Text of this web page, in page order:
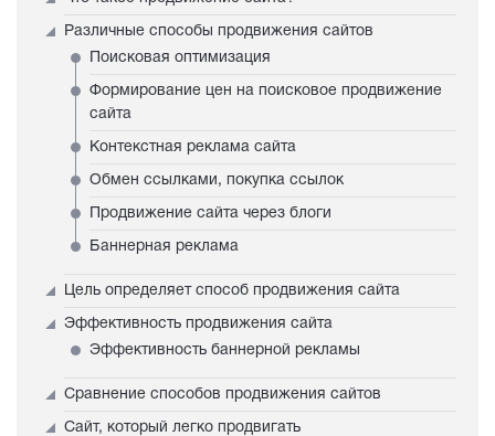
Различные способы продвижения сайтов
Поисковая оптимизация
Формирование цен на поисковое продвижение
сайта
Контекстная реклама сайта
Обмен ссылками, покупка ссылок
Продвижение сайта через блоги
Баннерная реклама
Цель определяет способ продвижения сайта
Эффективность продвижения сайта
Эффективность баннерной рекламы
Сравнение способов продвижения сайтов
Сайт, который легко продвигать